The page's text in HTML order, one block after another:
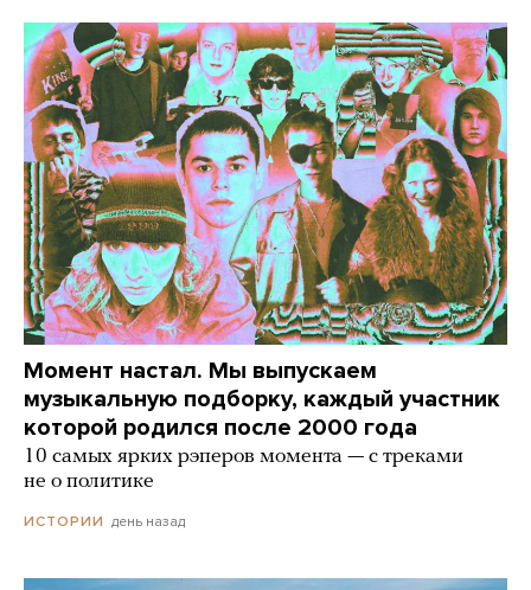
Момент настал. Мы выпускаем
музыкальную подборку, каждый участник
которой родился после 2000 года
10 самых ярких рэперов момента — с треками
не о политике
ИСТОРИИ день назад